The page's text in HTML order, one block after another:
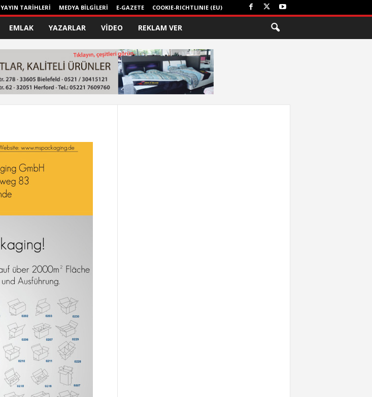
YAYIN TARİHLERİ MEDYA BİLGİLERİ E-GAZETE COOKIE-RICHTLINIE (EU)
EMLAK YAZARLAR VİDEO REKLAM VER